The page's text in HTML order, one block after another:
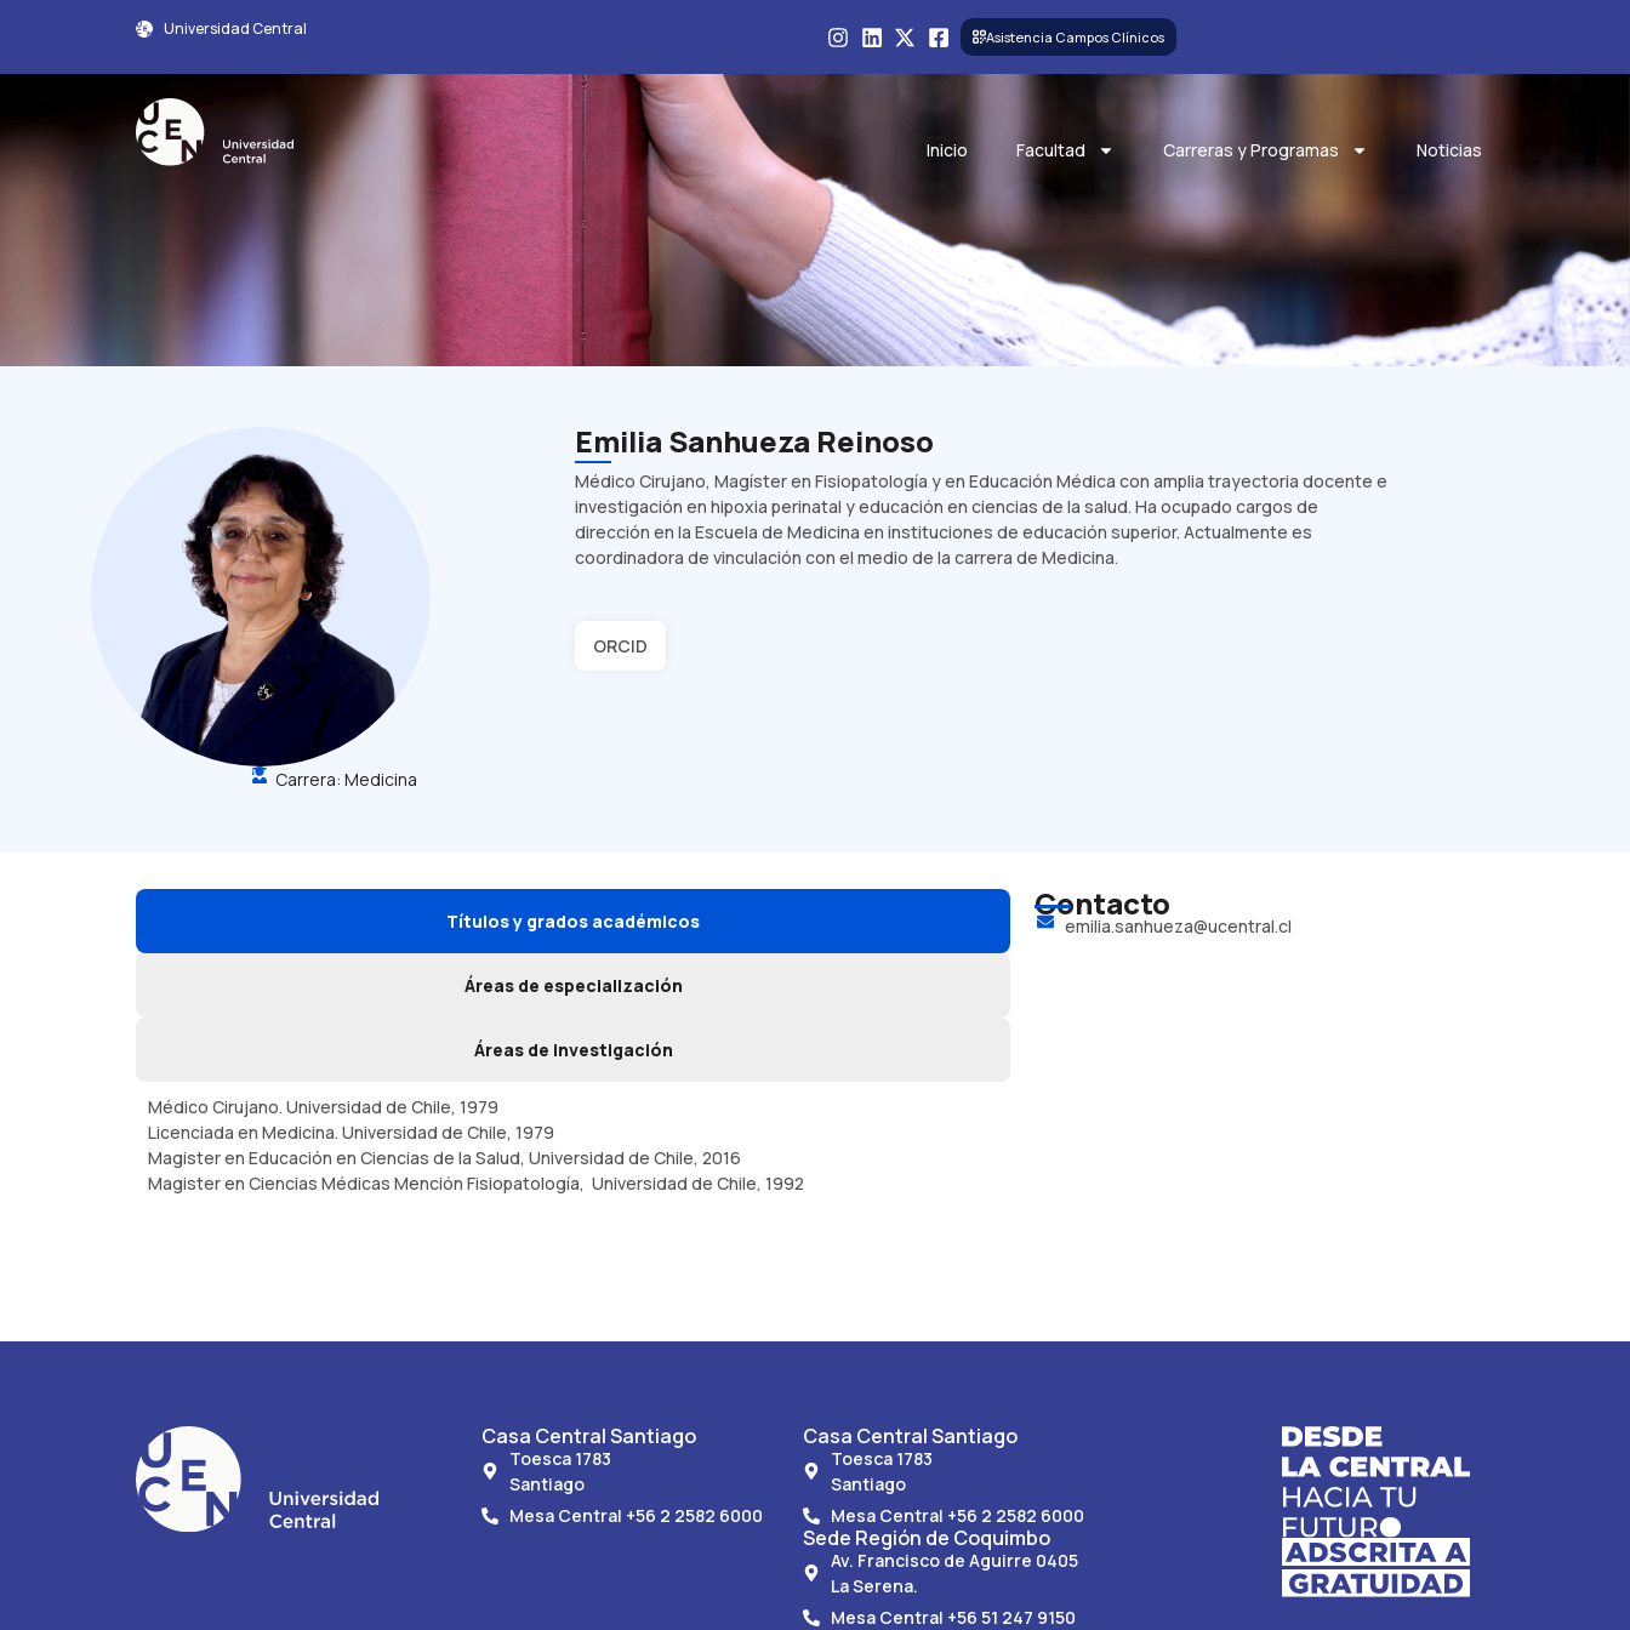
Universidad Central Asistencia Campos Clínicos
Inicio Facultad Carreras y Programas Noticias
Perfil Académico
Carrera:Medicina
Emilia Sanhueza Reinoso
Médico Cirujano, Magíster en Fisiopatología y en Educación Médica con amplia trayectoria docente e
investigación en hipoxia perinatal y educación en ciencias de la salud. Ha ocupado cargos de
dirección en la Escuela de Medicina en instituciones de educación superior. Actualmente es
coordinadora de vinculación con el medio de la carrera de Medicina.
ORCID
Títulos y grados académicos
Áreas de especialización
Áreas de investigación
Médico Cirujano. Universidad de Chile, 1979
Licenciada en Medicina. Universidad de Chile, 1979
Magister en Educación en Ciencias de la Salud, Universidad de Chile, 2016
Magister en Ciencias Médicas Mención Fisiopatología, Universidad de Chile, 1992
Contacto
emilia.sanhueza@ucentral.cl
Casa Central Santiago
Toesca 1783
Santiago
Mesa Central +56 2 2582 6000
Casa Central Santiago
Toesca 1783
Santiago
Mesa Central +56 2 2582 6000
Sede Región de Coquimbo
Av. Francisco de Aguirre 0405
La Serena.
Mesa Central +56 51 247 9150